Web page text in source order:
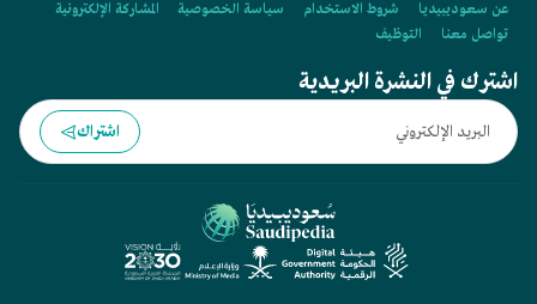
عن سعوديبيديا شروط الاستخدام سياسة الخصوصية
المشاركة الإلكترونية
تواصل معنا
التوظيف
اشترك في النشرة البريدية
اشتراك